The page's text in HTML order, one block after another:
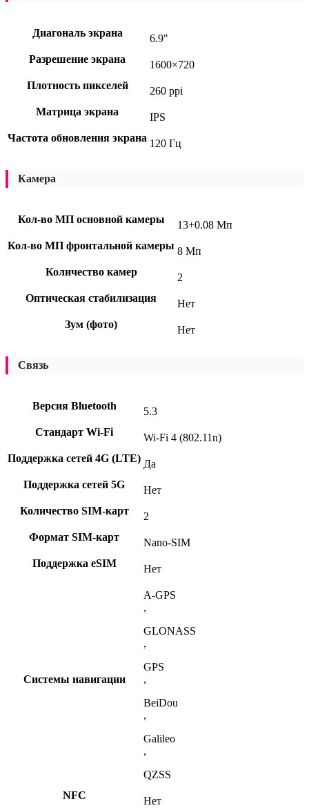
Диагональ экрана
6.9"
Разрешение экрана
1600×720
Плотность пикселей
260 ppi
Матрица экрана
IPS
Частота обновления экрана 120 Гц
Камера
Кол-во МП основной камеры
13+0.08 Мп
Кол-во МП фронтальной камеры 8 Мп
Количество камер
2
Оптическая стабилизация
Нет
Зум (фото)
Нет
Связь
Версия Bluetooth
5.3
Стандарт Wi-Fi
Wi-Fi 4 (802.11n)
Поддержка сетей 4G (LTE) Да
Поддержка сетей 5G
Нет
Количество SIM-карт
2
Формат SIM-карт
Nano-SIM
Поддержка eSIM
Нет
Системы навигации
A-GPS
,
GLONASS
,
GPS
,
BeiDou
,
Galileo
,
QZSS
NFC
Нет